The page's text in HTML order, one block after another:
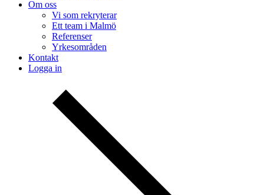
Om oss
Vi som rekryterar
Ett team i Malmö
Referenser
Yrkesområden
Kontakt
Logga in